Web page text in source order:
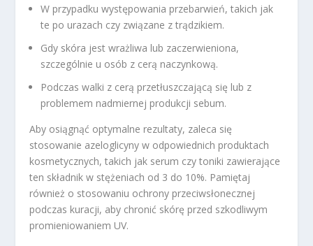
W przypadku występowania przebarwień, takich jak
te po urazach czy związane z trądzikiem.
Gdy skóra jest wrażliwa lub zaczerwieniona,
szczególnie u osób z cerą naczynkową.
Podczas walki z cerą przetłuszczającą się lub z
problemem nadmiernej produkcji sebum.
Aby osiągnąć optymalne rezultaty, zaleca się
stosowanie azeloglicyny w odpowiednich produktach
kosmetycznych, takich jak serum czy toniki zawierające
ten składnik w stężeniach od 3 do 10%. Pamiętaj
również o stosowaniu ochrony przeciwsłonecznej
podczas kuracji, aby chronić skórę przed szkodliwym
promieniowaniem UV.